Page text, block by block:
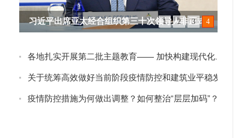
各地扎实开展第二批主题教育—— 加快构建现代化...
关于统筹高效做好当前阶段疫情防控和建筑业平稳发展...
疫情防控措施为何做出调整？如何整治“层层加码”？...
习近平出席亚太经合组织第三十次领导人非正式会
1 2 3 4